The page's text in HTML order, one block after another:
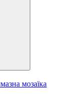
мозаїка